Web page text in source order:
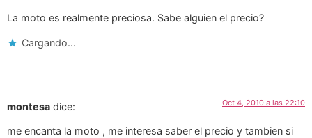
La moto es realmente preciosa. Sabe alguien el precio?
Cargando...
montesa dice: Oct 4, 2010 a las 22:10
me encanta la moto , me interesa saber el precio y tambien si